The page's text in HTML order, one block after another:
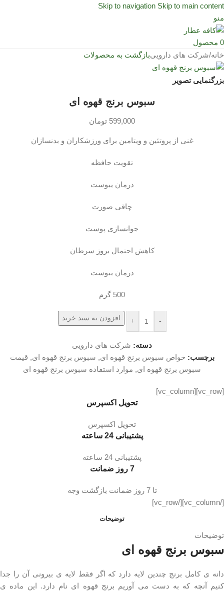
Skip to navigation Skip to main content
منو
0 محصول
خانه/شرکت های داروییبازگشت به محصولات
بزرگنمایی تصویر
سبوس برنج قهوه ای
599,000 تومان
غنی از پروتئین و ویتامین برای ورزشکاران و بدنسازان
تقویت حافظه
درمان یبوست
چاقی صورت
جوانسازی پوست
کاهش احتمال بروز سرطان
درمان یبوست
500 گرم
-
+ افزودن به سبد خرید
دسته: شرکت های دارویی
برچسب: خواص سبوس برنج قهوه ای, سبوس برنج قهوه ای, قیمت
سبوس برنج قهوه ای, موارد استفاده سبوس برنج قهوه ای
[vc_row][vc_column]
تحویل اکسپرس
تحویل اکسپرس
پشتیبانی 24 ساعته
پشتیبانی 24 ساعته
7 روز ضمانت
تا 7 روز ضمانت بازگشت وجه
[/vc_column][/vc_row]
توضیحات
توضیحات
سبوس برنج قهوه ای
دانه ی کامل برنج چندین لایه دارد که اگر فقط لایه ی بیرونی آن را جدا
کنیم آنچه که به دست می آوریم برنج قهوه ای نام دارد. این ماده ی